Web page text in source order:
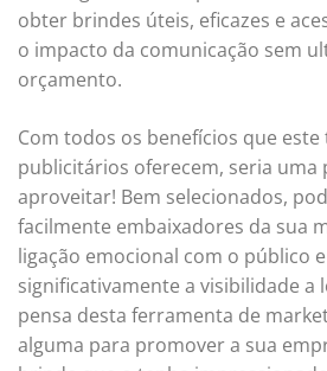
obter brindes úteis, eficazes e
o impacto da comunicação sem
orçamento.
Com todos os benefícios que
publicitários oferecem, seria uma
aproveitar! Bem selecionados,
facilmente embaixadores da sua
ligação emocional com o público
significativamente a visibilidade a
pensa desta ferramenta de
alguma para promover a sua